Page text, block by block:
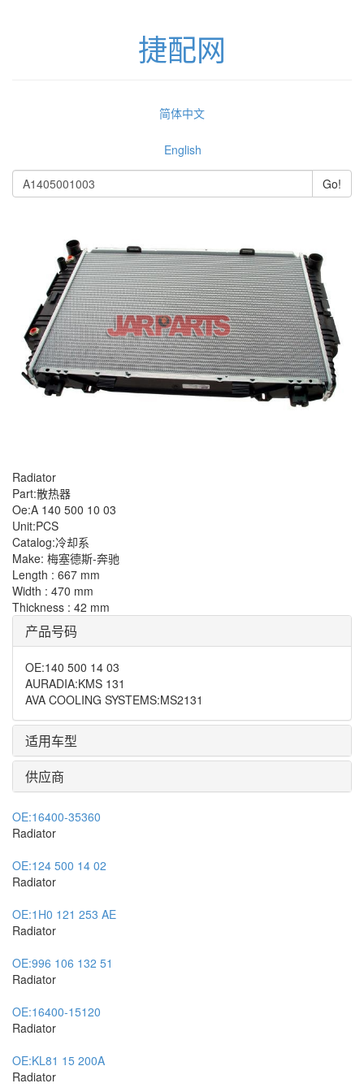
捷配网
简体中文
English
Radiator
Part:散热器
Oe:A 140 500 10 03
Unit:PCS
Catalog:冷却系
Make: 梅塞德斯-奔驰
Length : 667 mm
Width : 470 mm
Thickness : 42 mm
产品号码
OE:140 500 14 03
AURADIA:KMS 131
AVA COOLING SYSTEMS:MS2131
适用车型
供应商
OE:16400-35360
Radiator
OE:124 500 14 02
Radiator
OE:1H0 121 253 AE
Radiator
OE:996 106 132 51
Radiator
OE:16400-15120
Radiator
OE:KL81 15 200A
Radiator